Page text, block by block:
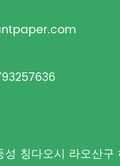
성 칭다오시 라오산